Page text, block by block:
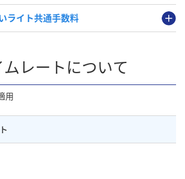
ライト共通手数料
レートについて
用